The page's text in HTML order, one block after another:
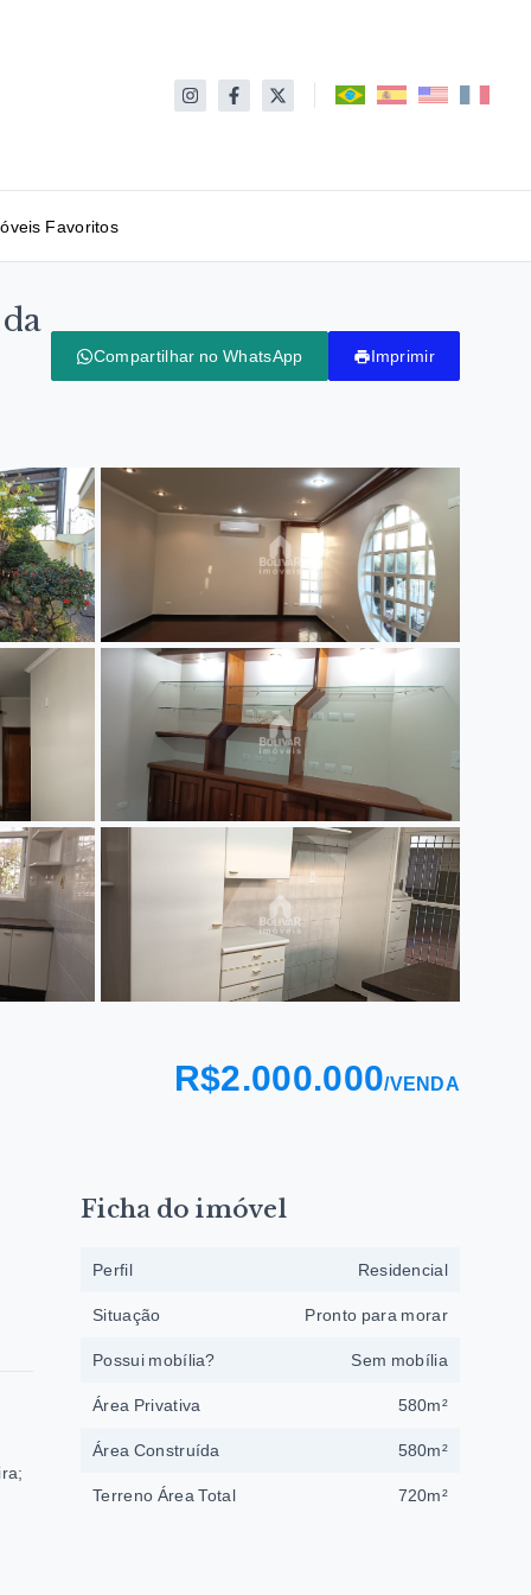
Favoritos
Compartilhar no WhatsApp Imprimir
R$2.000.000/VENDA
Ficha do imóvel
Perfil Residencial
Situação Pronto para morar
Possui mobília? Sem mobília
Área Privativa 580m²
Área Construída 580m²
Terreno Área Total 720m²